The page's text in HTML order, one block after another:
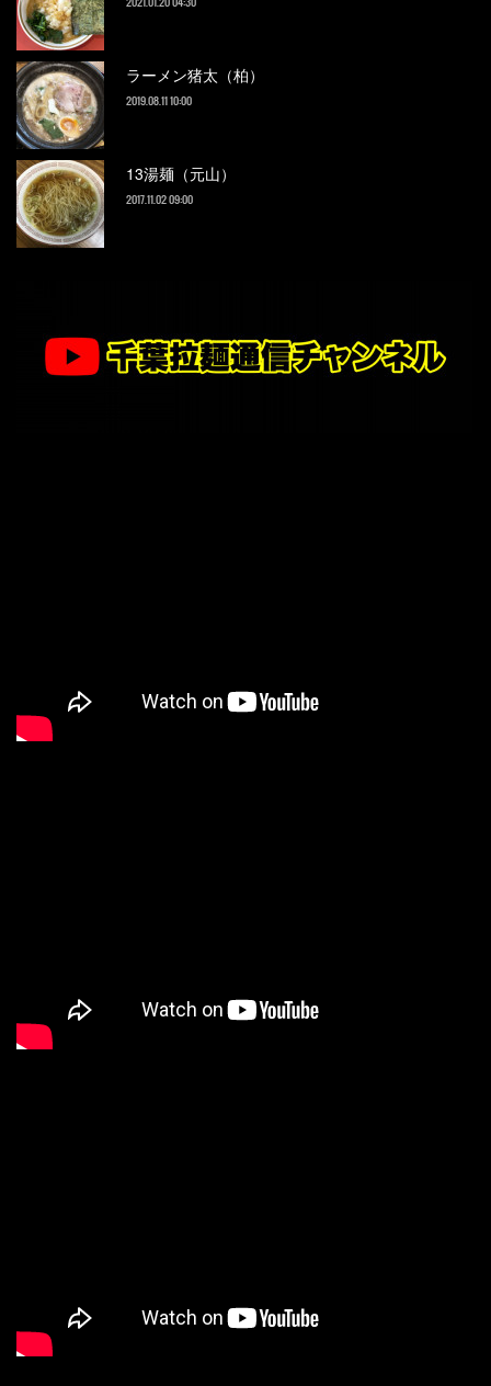
ラーメン猪太（柏）
2019.08.11 10:00
13湯麺（元山）
2017.11.02 09:00